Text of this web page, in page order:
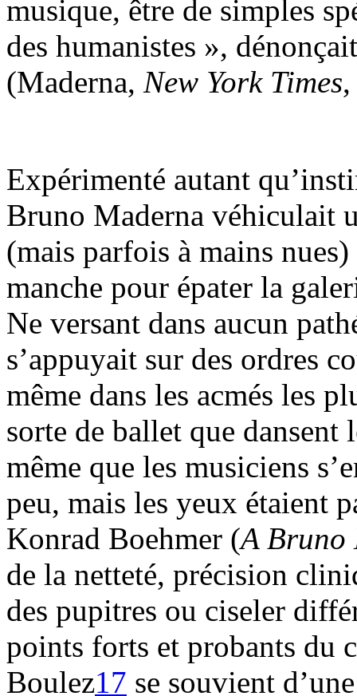
musique, être de simples
des humanistes »,
(Maderna, New York Times
Expérimenté autant
Bruno Maderna véhiculait
(mais parfois à mains
manche pour épater la
Ne versant dans aucun
s’appuyait sur des ordres
même dans les acmés les
sorte de ballet que dansent
même que les musiciens
peu, mais les yeux étaient
Konrad Boehmer (A Bruno
de la netteté, précision
des pupitres ou ciseler
points forts et probants du
Boulez17 se souvient